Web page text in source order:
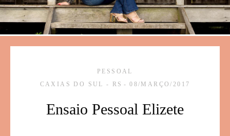
PESSOAL
CAXIAS DO SUL - RS
08/MARÇO/2017
Ensaio Pessoal Elizete